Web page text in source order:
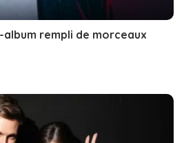
album rempli de morceaux